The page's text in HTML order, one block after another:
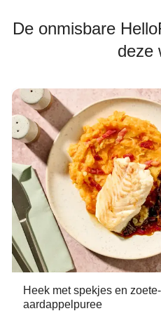
De onmisbare
deze
Heek met spekjes en zoete-
aardappelpuree